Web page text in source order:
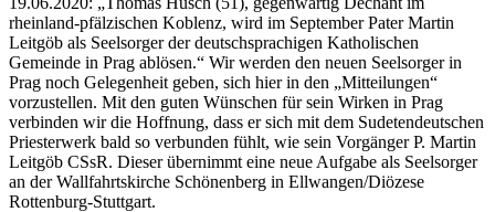
rheinland-pfälzischen Koblenz, wird im September Pater Martin
Leitgöb als Seelsorger der deutschsprachigen Katholischen
Gemeinde in Prag ablösen.“ Wir werden den neuen Seelsorger in
Prag noch Gelegenheit geben, sich hier in den „Mitteilungen“
vorzustellen. Mit den guten Wünschen für sein Wirken in Prag
verbinden wir die Hoffnung, dass er sich mit dem Sudetendeutschen
Priesterwerk bald so verbunden fühlt, wie sein Vorgänger P. Martin
Leitgöb CSsR. Dieser übernimmt eine neue Aufgabe als Seelsorger
an der Wallfahrtskirche Schönenberg in Ellwangen/Diözese
Rottenburg-Stuttgart.